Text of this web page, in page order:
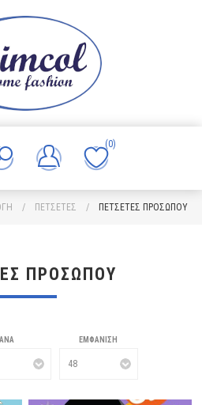
(0)
/ ΠΕΤΣΕΤΕΣ / ΠΕΤΣΕΤΕΣ ΠΡΟΣΩΠΟΥ
ΠΡΟΣΩΠΟΥ
ΕΜΦΆΝΙΣΗ